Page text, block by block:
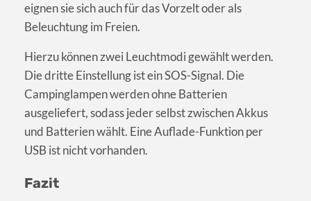
eignen sie sich auch für das Vorzelt oder als
Beleuchtung im Freien.
Hierzu können zwei Leuchtmodi gewählt werden.
Die dritte Einstellung ist ein SOS-Signal. Die
Campinglampen werden ohne Batterien
ausgeliefert, sodass jeder selbst zwischen Akkus
und Batterien wählt. Eine Auflade-Funktion per
USB ist nicht vorhanden.
Fazit